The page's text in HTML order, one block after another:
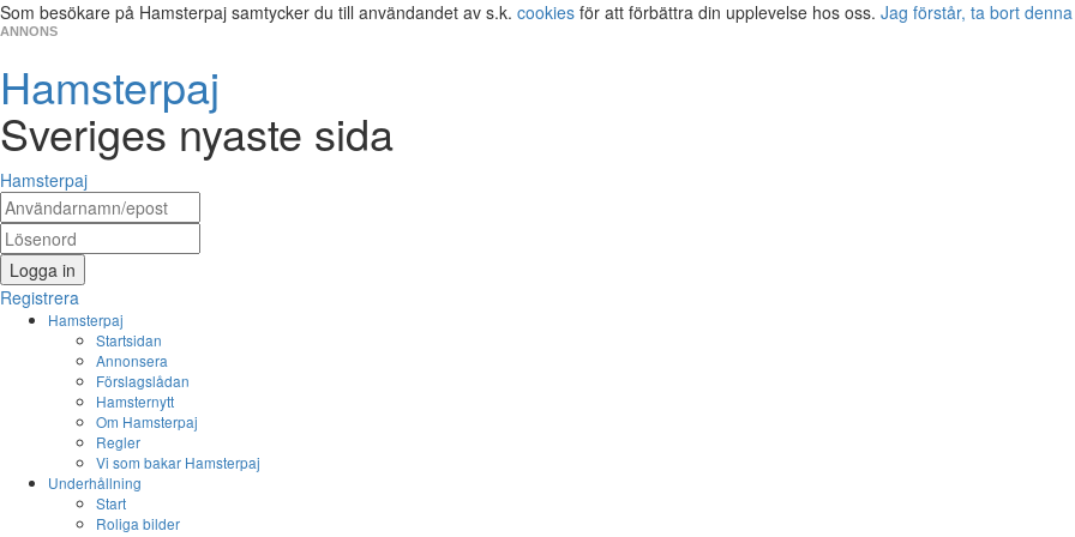
Som besökare på Hamsterpaj samtycker du till användandet av s.k. cookies för att förbättra din upplevelse hos oss. Jag förstår, ta bort
ANNONS
Hamsterpaj
Sveriges nyaste sida
Hamsterpaj
Logga in
Registrera
Hamsterpaj
Startsidan
Annonsera
Förslagslådan
Hamsternytt
Om Hamsterpaj
Regler
Vi som bakar Hamsterpaj
Underhållning
Start
Roliga bilder